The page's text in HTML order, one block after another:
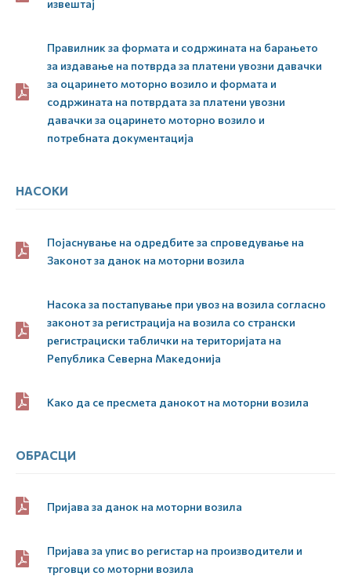
извештај
Правилник за формата и содржината на барањето
за издавање на потврда за платени увозни давачки
за оцаринето моторно возило и формата и
содржината на потврдата за платени увозни
давачки за оцаринето моторно возило и
потребната документација
НАСОКИ
Појаснување на одредбите за спроведување на
Законот за данок на моторни возила
Насока за постапување при увоз на возила согласно
законот за регистрација на возила со странски
регистрациски таблички на територијата на
Република Северна Македонија
Како да се пресмета данокот на моторни возила
ОБРАСЦИ
Пријава за данок на моторни возила
Пријава за упис во регистар на производители и
трговци со моторни возила